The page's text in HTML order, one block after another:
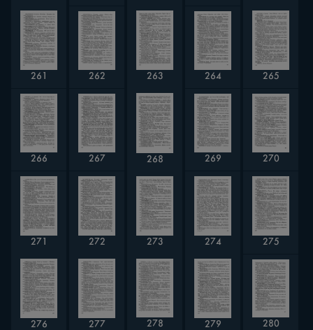
261 262 263 264 265
266 267 268 269 270
271 272 273 274 275
276 277 278 279 280